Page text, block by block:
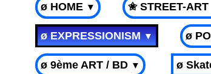
ø HOME ▼ ✬ STREET-ART
ø EXPRESSIONISM▼ ø
ø 9ème ART / BD ▼ ø